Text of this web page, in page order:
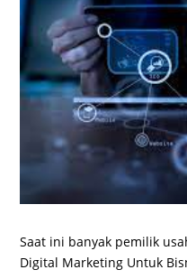
Saat ini banyak pemilik
Digital Marketing Untuk